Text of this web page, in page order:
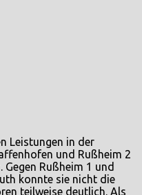
Leistungen in der
und Rußheim 2
Rußheim 1 und
konnte sie nicht die
teilweise deutlich. Als